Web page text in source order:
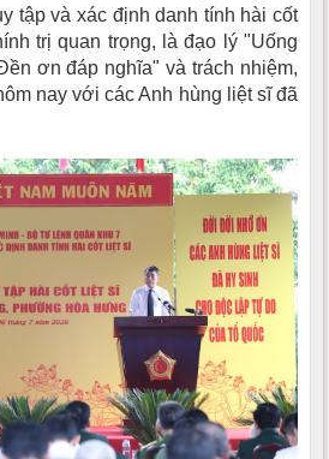
tập và xác định danh tính hài cốt
trị quan trọng, là đạo lý "Uống
ơn đáp nghĩa" và trách nhiệm,
nay với các Anh hùng liệt sĩ đã